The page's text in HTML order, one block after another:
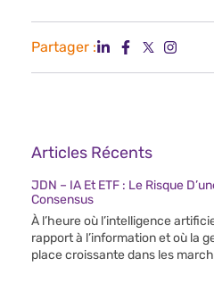
Partager :
Articles Récents
JDN – IA Et ETF : Le Risque
Consensus
À l’heure où l’intelligence
rapport à l’information et où la
place croissante dans les